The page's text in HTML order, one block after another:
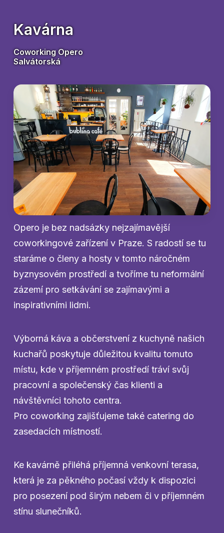
Opero je bez nadsázky nejzajímavější
coworkingové zařízení v Praze. S radostí se tu
staráme o členy a hosty v tomto náročném
byznysovém prostředí a tvoříme tu neformální
zázemí pro setkávání se zajímavými a
inspirativními lidmi.
Výborná káva a občerstvení z kuchyně našich
kuchařů poskytuje důležitou kvalitu tomuto
místu, kde v příjemném prostředí tráví svůj
pracovní a společenský čas klienti a
návštěvníci tohoto centra.
Pro coworking zajišťujeme také catering do
zasedacích místností.
Ke kavárně přiléhá příjemná venkovní terasa,
která je za pěkného počasí vždy k dispozici
pro posezení pod širým nebem či v příjemném
stínu slunečníků.
Kavárna
Coworking Opero
Salvátorská